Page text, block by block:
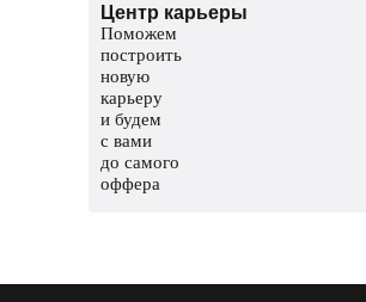
с другими студентами
Чат с ментором на
прояснить непонятные темы и
Мероприятия и стажировки
с партнерами, чтобы
и показать свои скиллы
Центр карьеры
Поможем
построить
новую
карьеру
и будем
с вами
до самого
оффера